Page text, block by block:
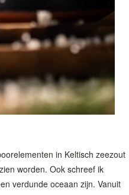
in Keltisch zeezout
worden. Ook schreef ik
verdunde oceaan zijn. Vanuit